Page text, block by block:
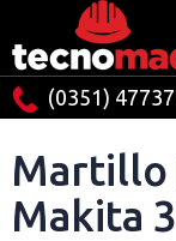
(0351)
Martillo
Makita